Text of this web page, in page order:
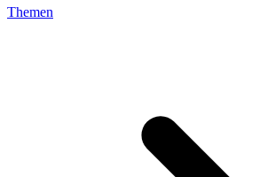
Themen